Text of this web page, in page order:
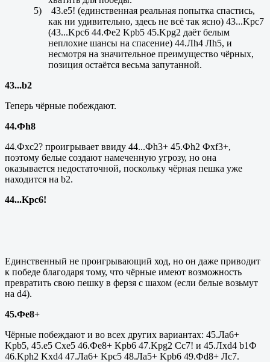
5)
43.е5! (единственная реальная попытка спастись,
как ни удивительно, здесь не всё так ясно) 43...Kpc7
(43...Kpc6 44.Фе2 Kpb5 45.Kpg2 даёт белым
неплохие шансы на спасение) 44.Лh4 Лh5, и
несмотря на значительное преимущество чёрных,
позиция остаётся весьма запутанной.
43...b2
Теперь чёрные побеждают.
44.Фh8
44.Фxc2? проигрывает ввиду 44...Фh3+ 45.Фh2 Фxf3+,
поэтому белые создают намеченную угрозу, но она
оказывается недостаточной, поскольку чёрная пешка уже
находится на b2.
44...Kpc6!
Единственный не проигрывающий ход, но он даже приводит
к победе благодаря тому, что чёрные имеют возможность
превратить свою пешку в ферзя с шахом (если белые возьмут
на d4).
45.Фе8+
Чёрные побеждают и во всех других вариантах: 45.Ла6+
Kpb5, 45.e5 Cxe5 46.Фе8+ Kpb6 47.Kpg2 Cc7! и 45.Лxd4 b1Ф
46.Kph2 Kxd4 47.Ла6+ Kpc5 48.Лa5+ Kpb6 49.Фd8+ Лс7.